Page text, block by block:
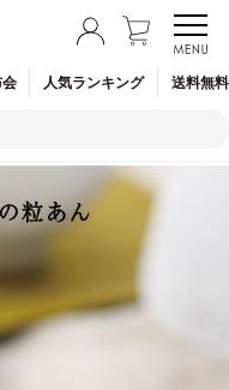
人気ランキング 送料無
粒あん